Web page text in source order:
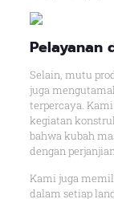
Pelayanan
Selain, mutu
juga
terpercaya.
kegiatan
bahwa kubah
dengan
Kami juga
dalam setiap